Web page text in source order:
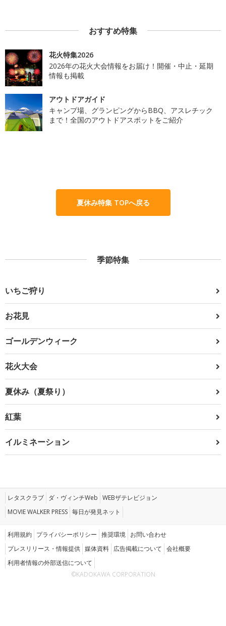
おすすめ特集
花火特集2026
2026年の花火大会情報をお届け！開催・中止・延期
情報も掲載
アウトドアガイド
キャンプ場、グランピングからBBQ、アスレチック
まで！全国のアウトドアスポットをご紹介
夏休み特集 TOPへ戻る
季節特集
いちご狩り
お花見
ゴールデンウィーク
花火大会
夏休み（夏祭り）
紅葉
イルミネーション
レタスクラブ ダ・ヴィンチWeb WEBザテレビジョン
MOVIE WALKER PRESS 毎日が発見ネット
利用規約 プライバシーポリシー 推奨環境 お問い合わせ
プレスリリース・情報提供 媒体資料 広告掲載について 会社概要
利用者情報の外部送信について
©KADOKAWA CORPORATION